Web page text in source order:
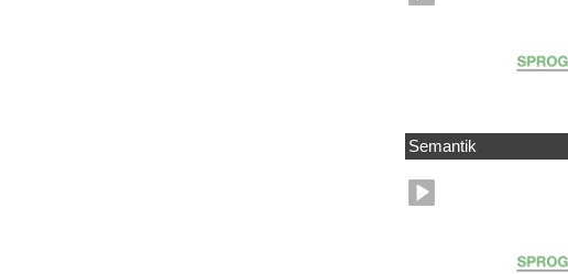
Semantik